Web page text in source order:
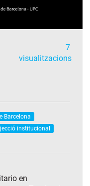
7
visualitzacions
Barcelona
institucional
en